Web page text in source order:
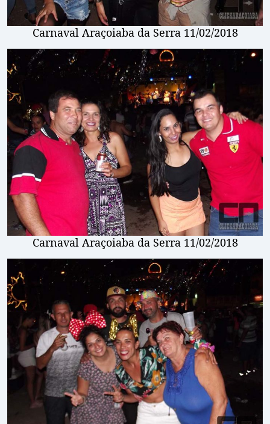
Carnaval Araçoiaba da Serra 11/02/2018
Carnaval Araçoiaba da Serra 11/02/2018